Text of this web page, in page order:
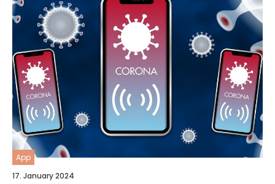
App
17. January 2024